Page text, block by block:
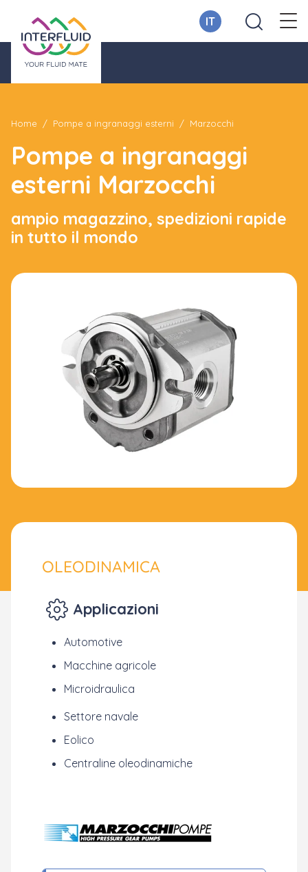
IT
Home Pompe a ingranaggi esterni Marzocchi
Pompe a ingranaggi
esterni Marzocchi
ampio magazzino, spedizioni rapide
in tutto il mondo
OLEODINAMICA
Applicazioni
Automotive
Macchine agricole
Microidraulica
Settore navale
Eolico
Centraline oleodinamiche